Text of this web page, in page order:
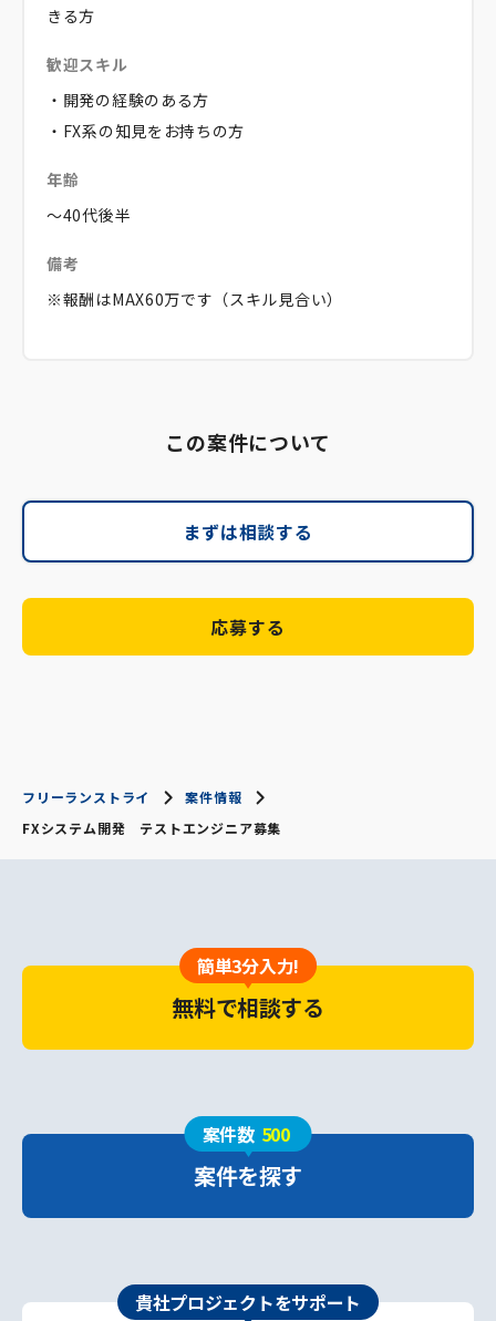
きる方
歓迎スキル
・開発の経験のある方
・FX系の知見をお持ちの方
年齢
～40代後半
備考
※報酬はMAX60万です（スキル見合い）
この案件について
まずは相談する
応募する
フリーランストライ
案件情報
FXシステム開発 テストエンジニア募集
簡単3分入力!
無料で相談する
案件数 500
案件を探す
貴社プロジェクトをサポート